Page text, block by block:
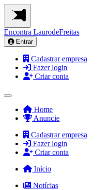
Encontra LaurodeFreitas
Entrar
Cadastrar empresa
Fazer login
Criar conta
Home
Anuncie
Cadastrar empresa
Fazer login
Criar conta
Início
Notícias